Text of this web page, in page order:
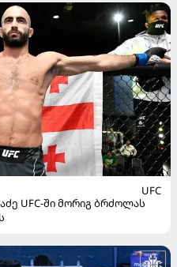
UFC
UFC-ში მორიგ ბრძოლას